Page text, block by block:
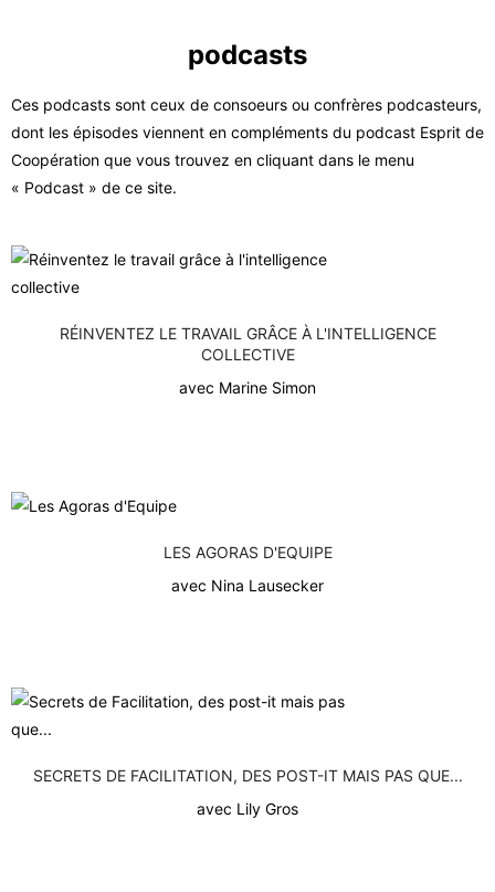
podcasts
Ces podcasts sont ceux de consoeurs ou confrères podcasteurs,
dont les épisodes viennent en compléments du podcast Esprit de
Coopération que vous trouvez en cliquant dans le menu
« Podcast » de ce site.
RÉINVENTEZ LE TRAVAIL GRÂCE À L'INTELLIGENCE
COLLECTIVE
avec Marine Simon
LES AGORAS D'EQUIPE
avec Nina Lausecker
SECRETS DE FACILITATION, DES POST-IT MAIS PAS QUE...
avec Lily Gros